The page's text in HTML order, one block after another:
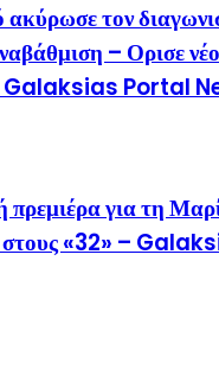
ακύρωσε τον
– Ορισε νέο
Galaksias Portal
πρεμιέρα για τη
στους «32» –